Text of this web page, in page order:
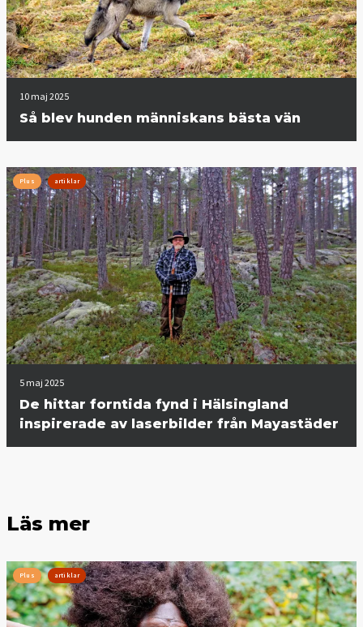
10 maj 2025
Så blev hunden människans bästa vän
Plus artiklar
5 maj 2025
De hittar forntida fynd i Hälsingland
inspirerade av laserbilder från Mayastäder
Läs mer
Plus artiklar